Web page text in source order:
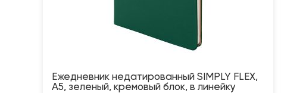
Ежедневник недатированный SIMPLY FLEX,
А5, зеленый, кремовый блок, в линейку